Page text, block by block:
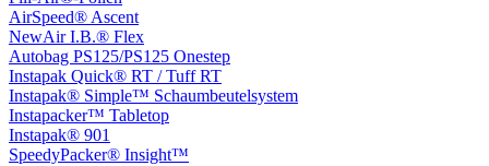
AirSpeed® Ascent
NewAir I.B.® Flex
Autobag PS125/PS125 Onestep
Instapak Quick® RT / Tuff RT
Instapak® Simple™ Schaumbeutelsystem
Instapacker™ Tabletop
Instapak® 901
SpeedyPacker® Insight™